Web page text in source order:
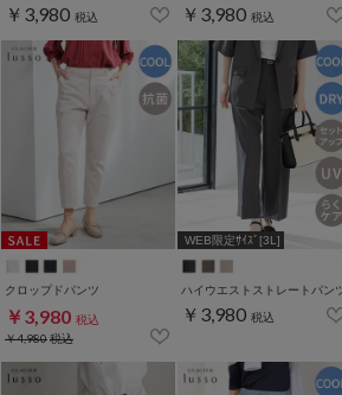
￥3,980 税込 ￥3,980 税込
クロップドパンツ
￥3,980 税込
￥4,980税込
WEB限定ｻｲｽﾞ[3L]
ハイウエストストレートパン
￥3,980 税込